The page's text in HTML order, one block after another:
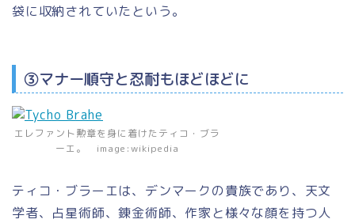
袋に収納されていたという。
③マナー順守と忍耐もほどほどに
エレファント勲章を身に着けたティコ・ブラ
ーエ。 image:wikipedia
ティコ・ブラーエは、デンマークの貴族であり、天文
学者、占星術師、錬金術師、作家と様々な顔を持つ人